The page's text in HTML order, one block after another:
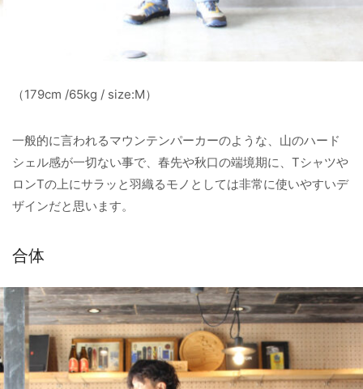
（179cm /65kg / size:M）
一般的に言われるマウンテンパーカーのような、山のハード
シェル感が一切ない事で、春先や秋口の端境期に、Tシャツや
ロンTの上にサラッと羽織るモノとしては非常に使いやすいデ
ザインだと思います。
合体